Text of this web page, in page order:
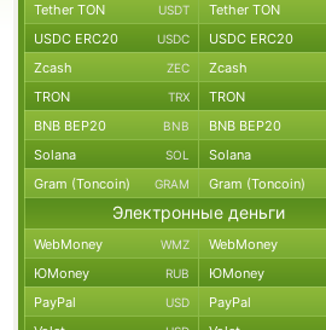
Tether TON USDT Tether TON
USDC ERC20 USDC USDC ERC20
Zcash ZEC Zcash
TRON TRX TRON
BNB BEP20 BNB BNB BEP20
Solana SOL Solana
Gram (Toncoin) GRAM Gram (Toncoin)
Электронные деньги
WebMoney WMZ WebMoney
ЮMoney RUB ЮMoney
PayPal USD PayPal